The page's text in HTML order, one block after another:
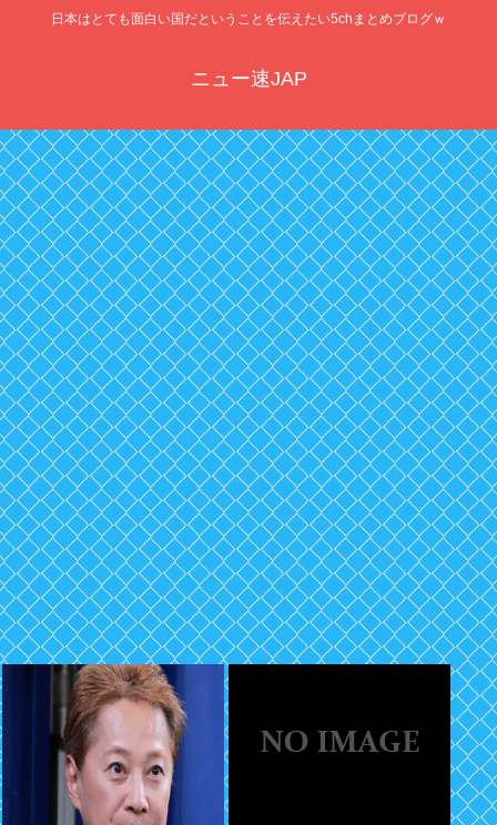
日本はとても面白い国だということを伝えたい5chまとめブログｗ
ニュー速JAP